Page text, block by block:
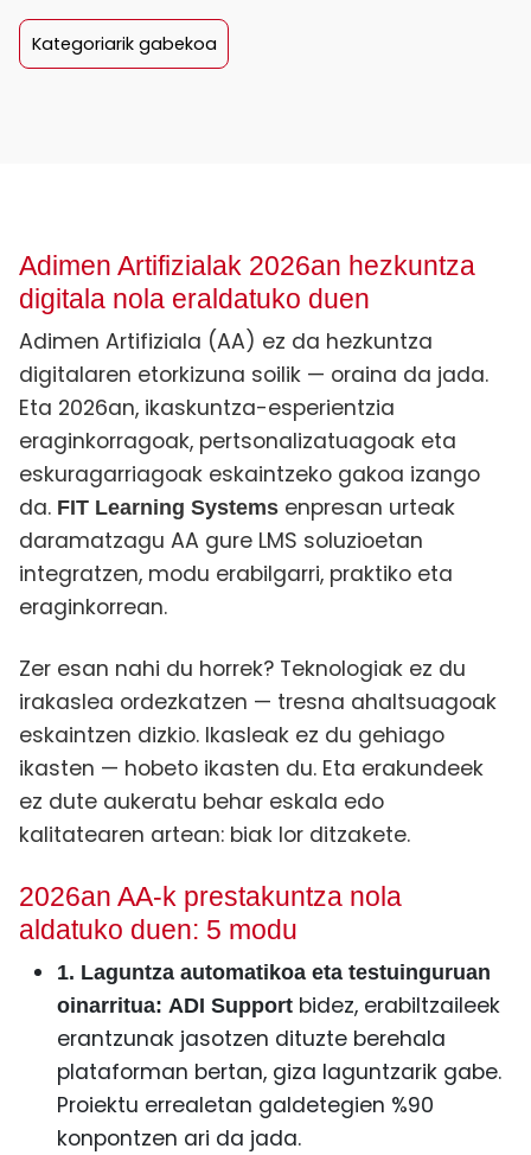
Kategoriarik gabekoa
Adimen Artifizialak 2026an hezkuntza
digitala nola eraldatuko duen
Adimen Artifiziala (AA) ez da hezkuntza
digitalaren etorkizuna soilik — oraina da jada.
Eta 2026an, ikaskuntza-esperientzia
eraginkorragoak, pertsonalizatuagoak eta
eskuragarriagoak eskaintzeko gakoa izango
da. FIT Learning Systems enpresan urteak
daramatzagu AA gure LMS soluzioetan
integratzen, modu erabilgarri, praktiko eta
eraginkorrean.
Zer esan nahi du horrek? Teknologiak ez du
irakaslea ordezkatzen — tresna ahaltsuagoak
eskaintzen dizkio. Ikasleak ez du gehiago
ikasten — hobeto ikasten du. Eta erakundeek
ez dute aukeratu behar eskala edo
kalitatearen artean: biak lor ditzakete.
2026an AA-k prestakuntza nola
aldatuko duen: 5 modu
1. Laguntza automatikoa eta testuinguruan
oinarritua: ADI Support bidez, erabiltzaileek
erantzunak jasotzen dituzte berehala
plataforman bertan, giza laguntzarik gabe.
Proiektu errealetan galdetegien %90
konpontzen ari da jada.